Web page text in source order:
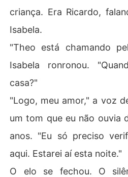
criança. Era Ricardo,
Isabela.
"Theo está chamando
Isabela ronronou.
casa?"
"Logo, meu amor," a voz
um tom que eu não ouvia
anos. "Eu só preciso
aqui. Estarei aí esta noite."
O elo se fechou. O